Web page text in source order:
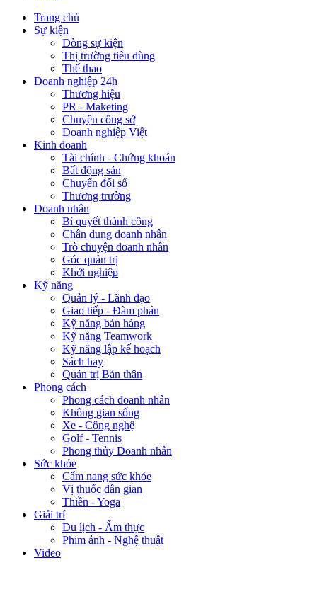
Trang chủ
Sự kiện
Dòng sự kiện
Thị trường tiêu dùng
Thể thao
Doanh nghiệp 24h
Thương hiệu
PR - Maketing
Chuyện công sở
Doanh nghiệp Việt
Kinh doanh
Tài chính - Chứng khoán
Bất động sản
Chuyển đổi số
Thương trường
Doanh nhân
Bí quyết thành công
Chân dung doanh nhân
Trò chuyện doanh nhân
Góc quản trị
Khởi nghiệp
Kỹ năng
Quản lý - Lãnh đạo
Giao tiếp - Đàm phán
Kỹ năng bán hàng
Kỹ năng Teamwork
Kỹ năng lập kế hoạch
Sách hay
Quản trị Bản thân
Phong cách
Phong cách doanh nhân
Không gian sống
Xe - Công nghệ
Golf - Tennis
Phong thủy Doanh nhân
Sức khỏe
Cẩm nang sức khỏe
Vị thuốc dân gian
Thiền - Yoga
Giải trí
Du lịch - Ẩm thực
Phim ảnh - Nghệ thuật
Video